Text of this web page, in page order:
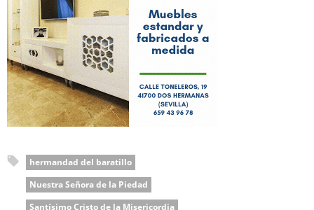
hermandad del baratillo
Nuestra Señora de la Piedad
Santísimo Cristo de la Misericordia